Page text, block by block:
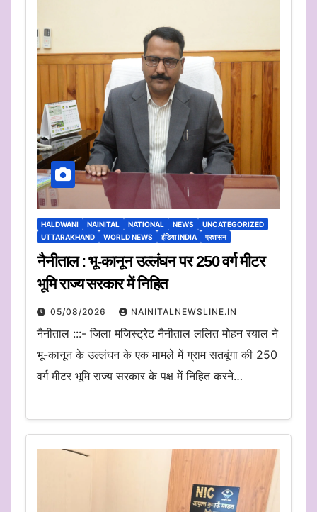
HALDWANI NAINITAL NATIONAL NEWS
UNCATEGORIZED
UTTARAKHAND
WORLD NEWS इंडिया INDIA प्रशासन
नैनीताल : भू-कानून उल्लंघन पर 250 वर्ग मीटर
भूमि राज्य सरकार में निहित
05/08/2026 NAINITALNEWSLINE.IN
नैनीताल :::- जिला मजिस्ट्रेट नैनीताल ललित मोहन रयाल ने
भू-कानून के उल्लंघन के एक मामले में ग्राम सतबूंगा की 250
वर्ग मीटर भूमि राज्य सरकार के पक्ष में निहित करने…